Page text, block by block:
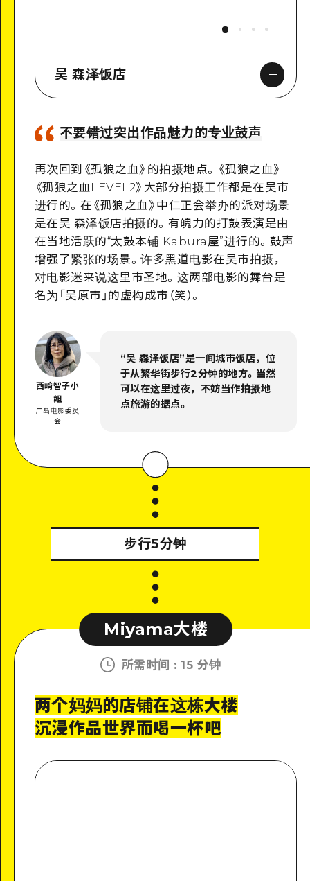
吴 森泽饭店
不要错过突出作品魅力的专业鼓声
再次回到 《孤狼之血》的拍摄地点。《孤狼之血》
《孤狼之血LEVEL2》大部分拍摄工作都是在吴市
进行的。在《孤狼之血》中仁正会举办的派对场景
是在吴 森泽饭店拍摄的。有魄力的打鼓表演是由
在当地活跃的“太鼓本铺 Kabura屋”进行的。鼓声
增强了紧张的场景。许多黑道电影在吴市拍摄，
对电影迷来说这里市圣地。这两部电影的舞台是
名为「吴原市」的虚构成市（笑）。
西﨑智子小
姐
广岛电影委员
会
“吴 森泽饭店”是一间城市饭店，位
于从繁华街步行2分钟的地方。当然
可以在这里过夜，不妨当作拍摄地
点旅游的据点。
步行5分钟
Miyama大楼
所需时间 :15 分钟
两个妈妈的店铺在这栋大楼
沉浸作品世界而喝一杯吧